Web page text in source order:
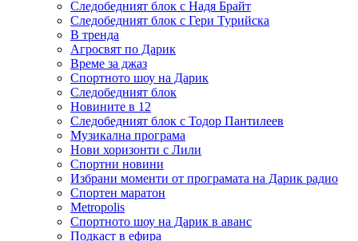
Следобедният блок с Надя Брайт
Следобедният блок с Гери Турийска
В тренда
Агросвят по Дарик
Време за джаз
Спортното шоу на Дарик
Следобедният блок
Новините в 12
Следобедният блок с Тодор Пантилеев
Музикална програма
Нови хоризонти с Лили
Спортни новини
Избрани моменти от програмата на Дарик радио
Спортен маратон
Metropolis
Спортното шоу на Дарик в аванс
Подкаст в ефира